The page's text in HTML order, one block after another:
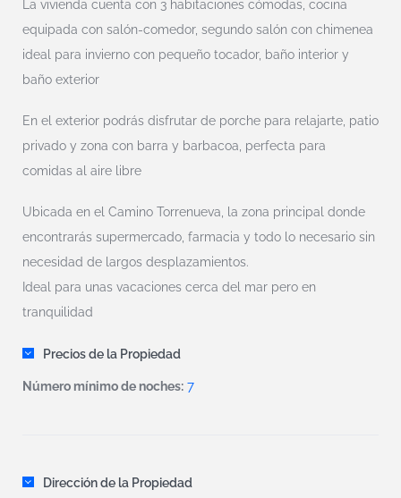
La vivienda cuenta con 3 habitaciones cómodas, cocina
equipada con salón-comedor, segundo salón con chimenea
ideal para invierno con pequeño tocador, baño interior y
baño exterior
En el exterior podrás disfrutar de porche para relajarte, patio
privado y zona con barra y barbacoa, perfecta para
comidas al aire libre
Ubicada en el Camino Torrenueva, la zona principal donde
encontrarás supermercado, farmacia y todo lo necesario sin
necesidad de largos desplazamientos.
Ideal para unas vacaciones cerca del mar pero en
tranquilidad
Precios de la Propiedad
Número mínimo de noches: 7
Dirección de la Propiedad